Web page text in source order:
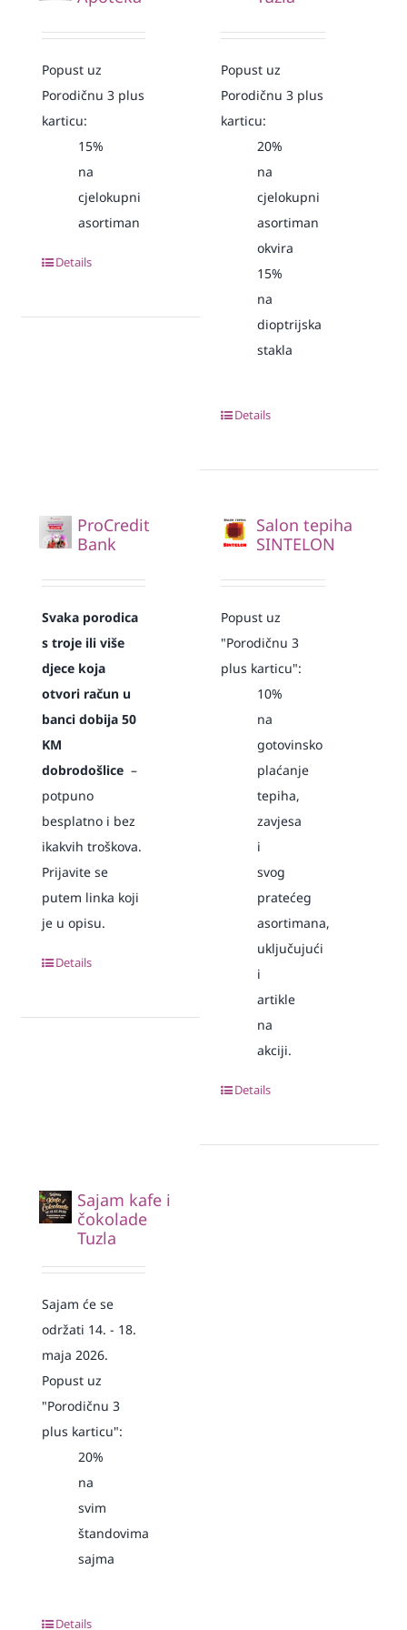
Popust uz
Porodičnu 3 plus
karticu:
15%
na
cjelokupni
asortiman
Details
Popust uz
Porodičnu 3 plus
karticu:
20%
na
cjelokupni
asortiman
okvira
15%
na
dioptrijska
stakla
Details
ProCredit
Bank
Svaka porodica
s troje ili više
djece koja
otvori račun u
banci dobija 50
KM
dobrodošlice–
potpuno
besplatno i bez
ikakvih troškova.
Prijavite se
putem linka koji
je u opisu.
Details
Salon tepiha
SINTELON
Popust uz
"Porodičnu 3
plus karticu":
10%
na
gotovinsko
plaćanje
tepiha,
zavjesa
i
svog
pratećeg
asortimana,
uključujući
i
artikle
na
akciji.
Details
Sajam kafe i
čokolade
Tuzla
Sajam će se
održati 14. - 18.
maja 2026.
Popust uz
"Porodičnu 3
plus karticu":
20%
na
svim
štandovima
sajma
Details